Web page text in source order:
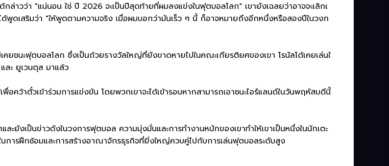
วว่า "แน่นอน ใช่ ปี 2026 จะเป็นปีสุดท้ายที่ผมลงแข่งในฟุตบอลโลก" เขายังเฉลยว่าอาจจะเลิกเ
พูดเสริมว่า "ให้พูดตามความจริง เมื่อผมบอกว่ามันเร็ว ๆ นี้ ก็อาจหมายถึงอีกหนึ่งหรือสองปีในวงก
ยชนะฟุตบอลโลก ซึ่งเป็นถ้วยรางวัลใหญ่ที่ยังขาดหายไปในคณะเกียรติยศของเขา โรนัลโด้เคยเล่นใ
ละ ยูเวนตุส มาแล้ว
าตั๋วเข้าร่วมการแข่งขัน โดยพวกเขาจะได้เข้ารอบหากสามารถเอาชนะไอร์แลนด์ในวันพฤหัสบดีนี้
ยังเป็นข่าวดังในวงการฟุตบอล ความมุ่งมั่นและการทำงานหนักของเขาทำให้เขาเป็นหนึ่งในนักเตะ
การฝึกซ้อมและการสร้างอาณาจักรธุรกิจที่ยิ่งใหญ่ควบคู่ไปกับการเล่นฟุตบอลระดับสูง